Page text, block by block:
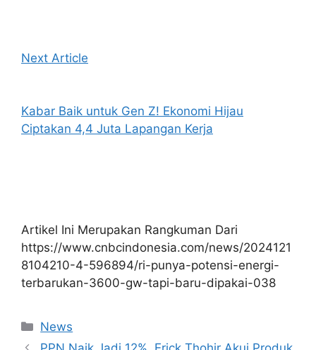
Next Article
Kabar Baik untuk Gen Z! Ekonomi Hijau
Ciptakan 4,4 Juta Lapangan Kerja
Artikel Ini Merupakan Rangkuman Dari
https://www.cnbcindonesia.com/news/2024121
8104210-4-596894/ri-punya-potensi-energi-
terbarukan-3600-gw-tapi-baru-dipakai-038
Kategori
News